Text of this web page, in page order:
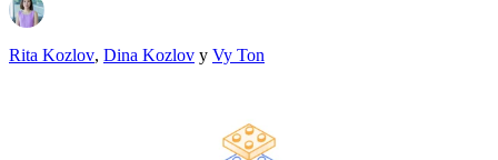
Rita Kozlov, Dina Kozlov y Vy Ton